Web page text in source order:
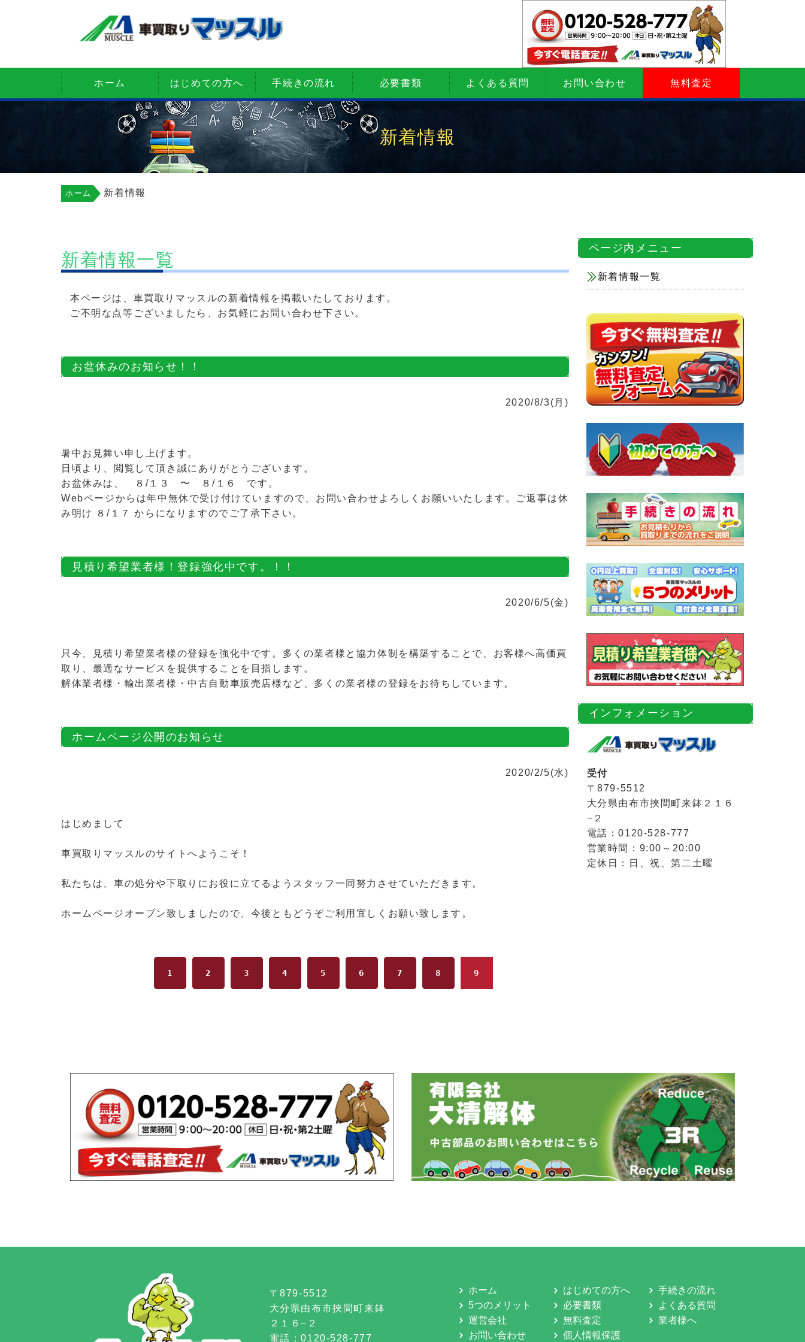
ホーム はじめての方へ 手続きの流れ 必要書類 よくある質問 お問い合わせ 無料査定
新着情報
ホーム 新着情報
新着情報一覧
本ページは、車買取りマッスルの新着情報を掲載いたしております。
ご不明な点等ございましたら、お気軽にお問い合わせ下さい。
お盆休みのお知らせ！！
2020/8/3(月)
暑中お見舞い申し上げます。
日頃より、閲覧して頂き誠にありがとうございます。
お盆休みは、 ８/１３ 〜 ８/１６ です。
Webページからは年中無休で受け付けていますので、お問い合わせよろしくお願いいたします。ご返事は休
み明け ８/１７ からになりますのでご了承下さい。
見積り希望業者様！登録強化中です。！！
2020/6/5(金)
只今、見積り希望業者様の登録を強化中です。多くの業者様と協力体制を構築することで、お客様へ高価買
取り、最適なサービスを提供することを目指します。
解体業者様・輸出業者様・中古自動車販売店様など、多くの業者様の登録をお待ちしています。
ホームページ公開のお知らせ
2020/2/5(水)
はじめまして
車買取りマッスルのサイトへようこそ！
私たちは、車の処分や下取りにお役に立てるようスタッフ一同努力させていただきます。
ホームページオープン致しましたので、今後ともどうぞご利用宜しくお願い致します。
1 2 3 4 5 6 7 8 9
ページ内メニュー
新着情報一覧
インフォメーション
受付
〒879-5512
大分県由布市挾間町来鉢２１６
−２
電話：0120-528-777
営業時間：9:00～20:00
定休日：日、祝、第二土曜
〒879-5512
大分県由布市挾間町来鉢
２１６−２
電話：0120-528-777
ホーム はじめての方へ
手続きの流れ
5つのメリット
必要書類
よくある質問
運営会社
無料査定
業者様へ
お問い合わせ
個人情報保護